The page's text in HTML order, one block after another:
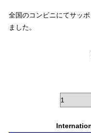
全国のコンビニにてサッ
ました。